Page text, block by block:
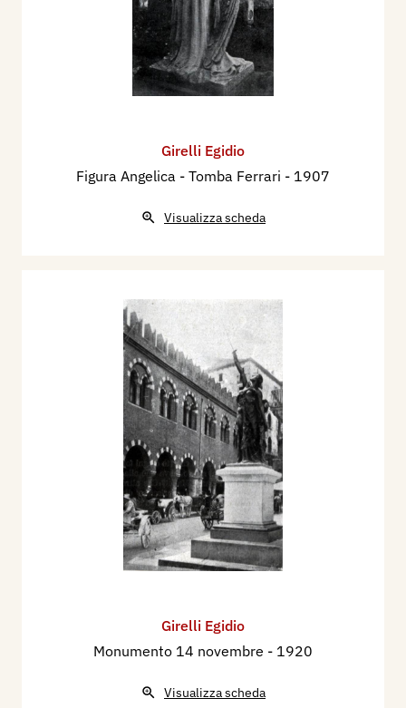
Girelli Egidio
Figura Angelica - Tomba Ferrari - 1907
Visualizza scheda
Girelli Egidio
Monumento 14 novembre - 1920
Visualizza scheda